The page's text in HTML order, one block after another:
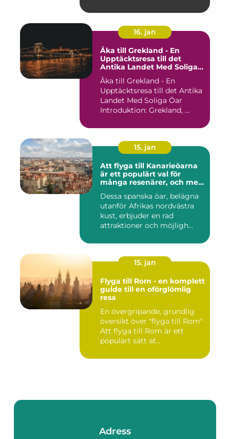
16. jan
Åka till Grekland - En
Upptäcktsresa till det
Antika Landet Med Soliga
Öar
Åka till Grekland - En
Upptäcktsresa till det Antika
Landet Med Soliga Öar
Introduktion: Grekland, ...
15. jan
Att flyga till Kanarieöarna
är ett populärt val för
många resenärer, och med
Dessa spanska öar, belägna
utanför Afrikas nordvästra
kust, erbjuder en rad
attraktioner och möjligh...
15. jan
Flyga till Rom - en komplett
guide till en oförglömlig
resa
En övergripande, grundlig
översikt över "flyga till Rom"
Att flyga till Rom är ett
populärt sätt at...
Adress